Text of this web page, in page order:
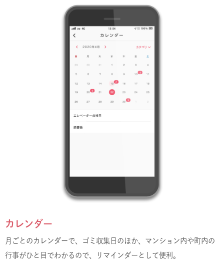
カレンダー
月ごとのカレンダーで、ゴミ収集日のほか、マンション内や町内の
行事がひと目でわかるので、リマインダーとして便利。